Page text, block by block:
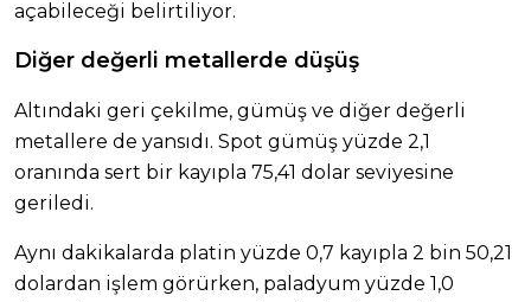
açabileceği belirtiliyor.
Diğer değerli metallerde düşüş
Altındaki geri çekilme, gümüş ve diğer değerli
metallere de yansıdı. Spot gümüş yüzde 2,1
oranında sert bir kayıpla 75,41 dolar seviyesine
geriledi.
Aynı dakikalarda platin yüzde 0,7 kayıpla 2 bin 50,21
dolardan işlem görürken, paladyum yüzde 1,0